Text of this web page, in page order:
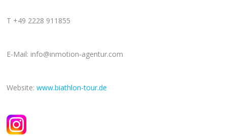
T +49 2228 911855
E-Mail: info@inmotion-agentur.com
Website:www.biathlon-tour.de